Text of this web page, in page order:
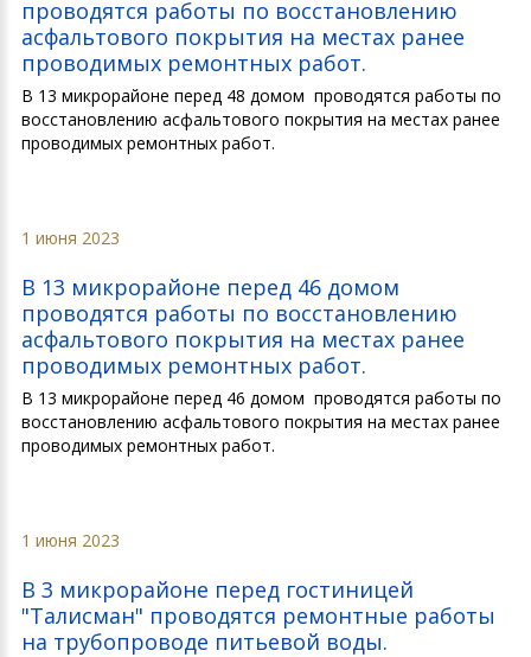
проводятся работы по восстановлению
асфальтового покрытия на местах ранее
проводимых ремонтных работ.
В 13 микрорайоне перед 48 домом проводятся работы по
восстановлению асфальтового покрытия на местах ранее
проводимых ремонтных работ.
1 июня 2023
В 13 микрорайоне перед 46 домом
проводятся работы по восстановлению
асфальтового покрытия на местах ранее
проводимых ремонтных работ.
В 13 микрорайоне перед 46 домом проводятся работы по
восстановлению асфальтового покрытия на местах ранее
проводимых ремонтных работ.
1 июня 2023
В 3 микрорайоне перед гостиницей
"Талисман" проводятся ремонтные работы
на трубопроводе питьевой воды.